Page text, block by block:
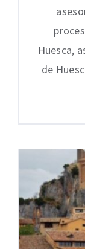
Huesca,
de